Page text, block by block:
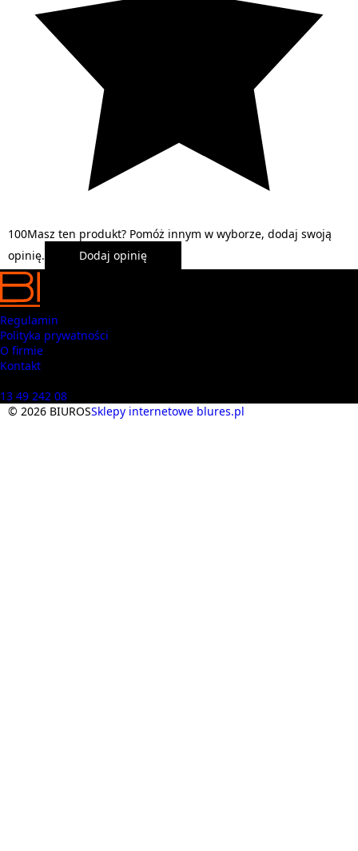
100Masz ten produkt? Pomóż innym w wyborze, dodaj swoją
opinię.
Dodaj opinię
Regulamin
Polityka prywatności
O firmie
Kontakt
13 49 242 08
© 2026 BIUROSSklepy internetowe blures.pl